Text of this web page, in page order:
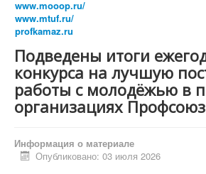
Бюро Президиума
Постоянные комиссии ЦК
Комиссия ЦК Профсоюза АСМ
Финансово-бюджетная
РФ
Комиссия ЦК Профсоюза АСМ
защите от экологической
Комиссия ЦК Профсоюза по
информационной работы в
Комиссия ЦК Профсоюза АСМ
экономическим вопросам и
www.mooop.ru/
www.mtuf.ru/
profkamaz.ru
Подведены итоги
конкурса на лучшую
работы с молодёжью в
организациях
Информация о материале
Опубликовано: 03 июля 2026